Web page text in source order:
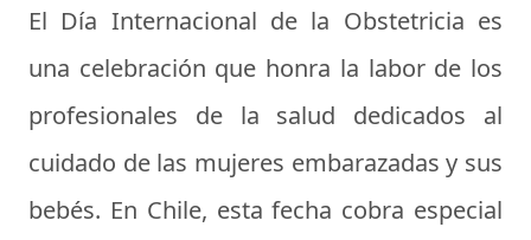
El Día Internacional de la Obstetricia es
una celebración que honra la labor de los
profesionales de la salud dedicados al
cuidado de las mujeres embarazadas y sus
bebés. En Chile, esta fecha cobra especial